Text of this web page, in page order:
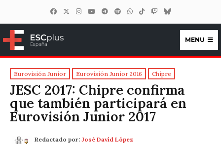
ESCplus España
MENU
Eurovisión Junior Eurovisión Junior 2016 Chipre
JESC 2017: Chipre confirma
que también participará en
Eurovisión Junior 2017
Redactado por: José David López